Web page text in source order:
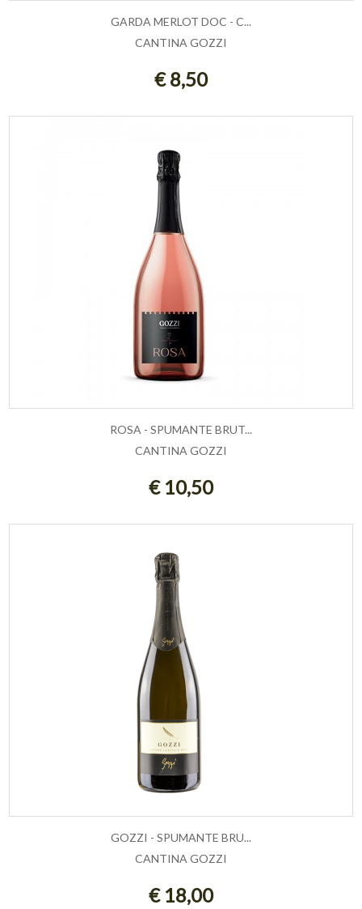
AGGIUNGI AL CARRELLO
GARDA MERLOT DOC - C...
CANTINA GOZZI
€ 8,50
AGGIUNGI AL CARRELLO
ROSA - SPUMANTE BRUT...
CANTINA GOZZI
€ 10,50
AGGIUNGI AL CARRELLO
GOZZI - SPUMANTE BRU...
CANTINA GOZZI
€ 18,00